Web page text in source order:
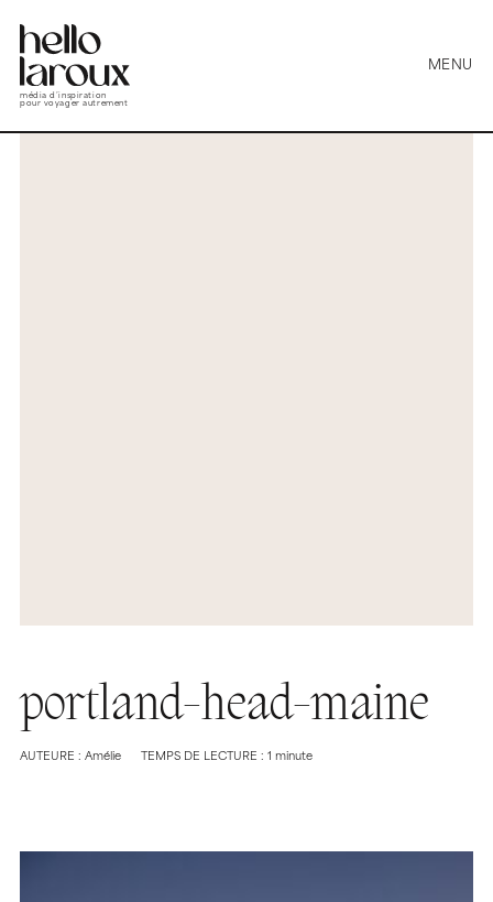
média d’inspiration
pour voyager autrement
MENU
portland-head-maine
AUTEURE : Amélie TEMPS DE LECTURE : 1 minute